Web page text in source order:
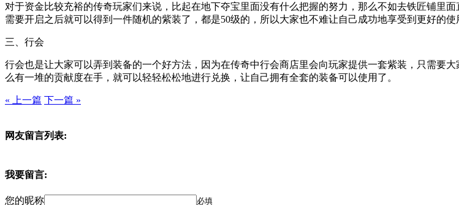
对于资金比较充裕的传奇玩家们来说，比起在地下夺宝里面没有什么把握的努力，那么不如去铁匠铺里
需要开启之后就可以得到一件随机的紫装了，都是50级的，所以大家也不难让自己成功地享受到更好的使
三、行会
行会也是让大家可以弄到装备的一个好方法，因为在传奇中行会商店里会向玩家提供一套紫装，只需要
么有一堆的贡献度在手，就可以轻轻松松地进行兑换，让自己拥有全套的装备可以使用了。
« 上一篇 下一篇 »
网友留言列表:
我要留言:
您的昵称 必填